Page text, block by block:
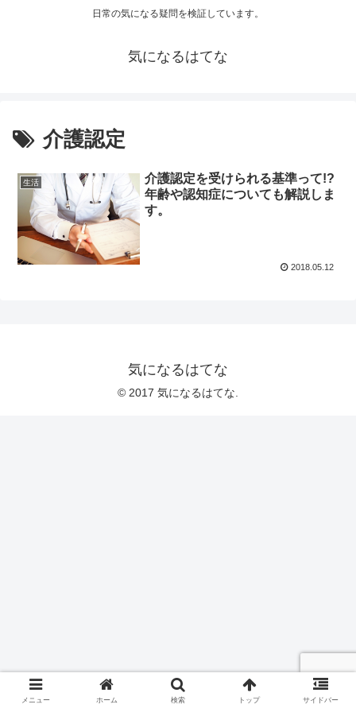
日常の気になる疑問を検証しています。
気になるはてな
介護認定
生活
介護認定を受けられる基準って!?
年齢や認知症についても解説しま
す。
2018.05.12
気になるはてな
© 2017 気になるはてな.
メニュー ホーム 検索 トップ サイドバー